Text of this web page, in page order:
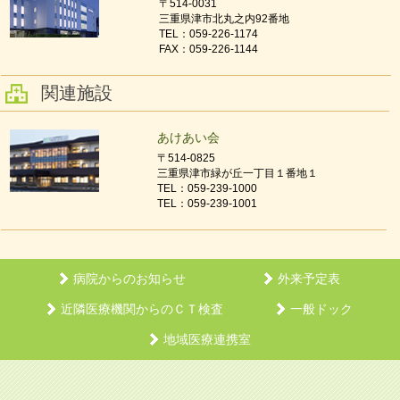
〒514-0031
三重県津市北丸之内92番地
TEL：059-226-1174
FAX：059-226-1144
関連施設
あけあい会
〒514-0825
三重県津市緑が丘一丁目１番地１
TEL：059-239-1000
TEL：059-239-1001
病院からのお知らせ 外来予定表
近隣医療機関からのＣＴ検査 一般ドック
地域医療連携室